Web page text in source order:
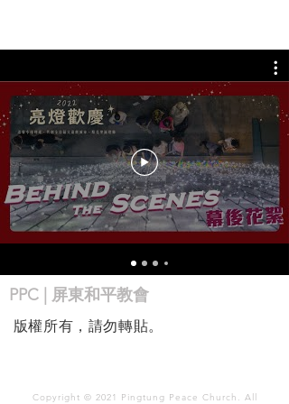
PPC | 屏東和平教會
版權所有，請勿轉貼。
Copyright © 2021 Pingtung Peace Church. All